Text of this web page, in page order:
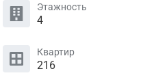
Этажность
4
Квартир
216